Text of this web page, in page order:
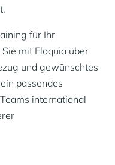
für Ihr
mit Eloquia über
und gewünschtes
passendes
international